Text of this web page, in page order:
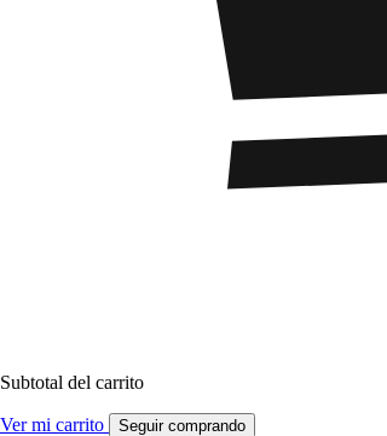
Subtotal del carrito
Ver mi carrito Seguir comprando